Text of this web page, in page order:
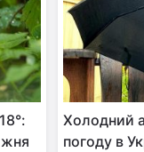
Холодний
погоду в